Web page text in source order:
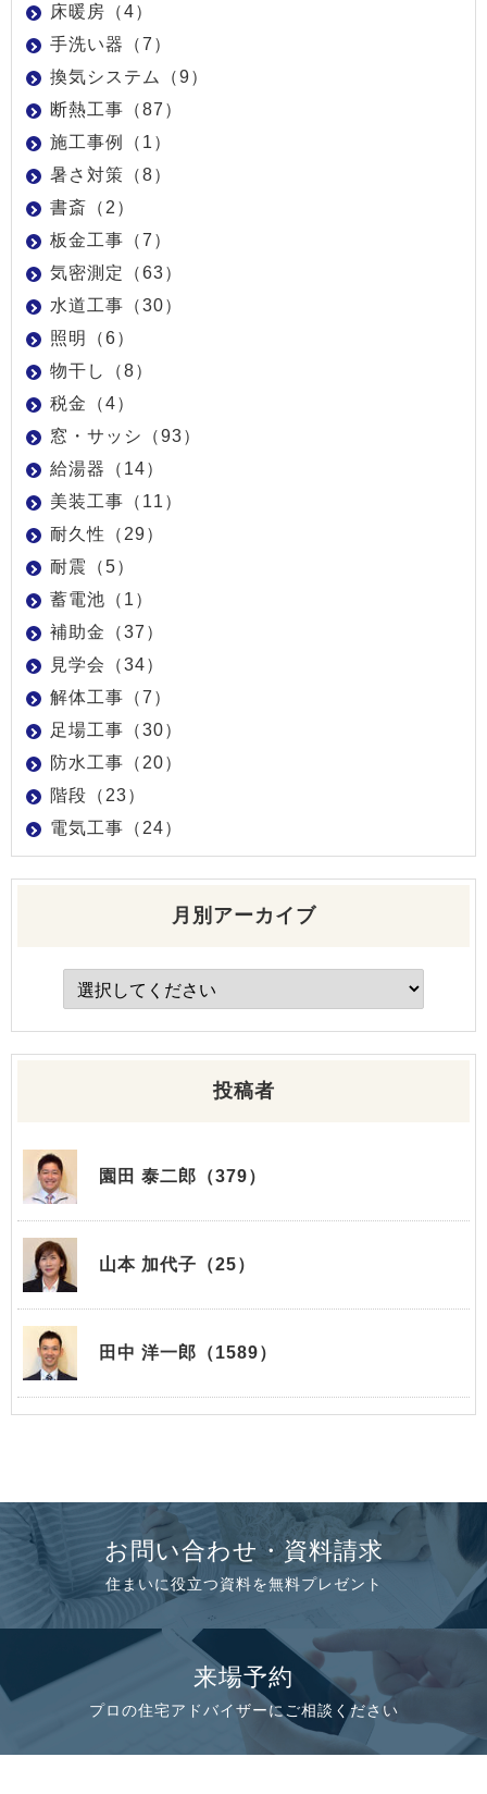
床暖房（4）
手洗い器（7）
換気システム（9）
断熱工事（87）
施工事例（1）
暑さ対策（8）
書斎（2）
板金工事（7）
気密測定（63）
水道工事（30）
照明（6）
物干し（8）
税金（4）
窓・サッシ（93）
給湯器（14）
美装工事（11）
耐久性（29）
耐震（5）
蓄電池（1）
補助金（37）
見学会（34）
解体工事（7）
足場工事（30）
防水工事（20）
階段（23）
電気工事（24）
月別アーカイブ
投稿者
園田 泰二郎（379）
山本 加代子（25）
田中 洋一郎（1589）
お問い合わせ・資料請求
住まいに役立つ資料を無料プレゼント
来場予約
プロの住宅アドバイザーにご相談ください